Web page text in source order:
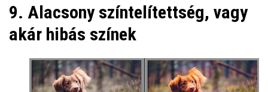
9. Alacsony színtelítettség, vagy
akár hibás színek